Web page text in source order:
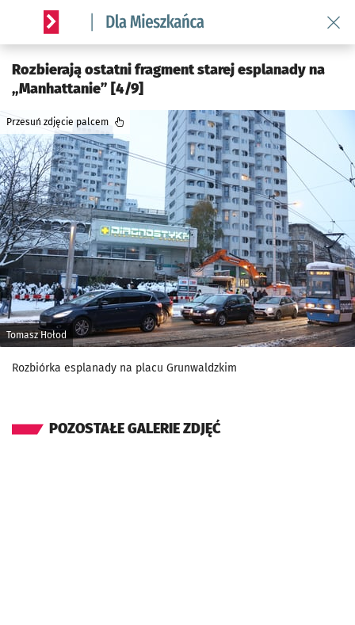
Serwis informacyjny wroclaw.pl podserwis: Dla mieszkańca
Rozbierają ostatni fragment starej esplanady na
„Manhattanie” [4/9]
Tomasz Hołod
Przesuń zdjęcie palcem
Rozbiórka esplanady na placu Grunwaldzkim
POZOSTAŁE GALERIE ZDJĘĆ